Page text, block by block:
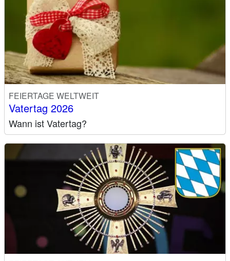
FEIERTAGE WELTWEIT
Vatertag 2026
Wann ist Vatertag?